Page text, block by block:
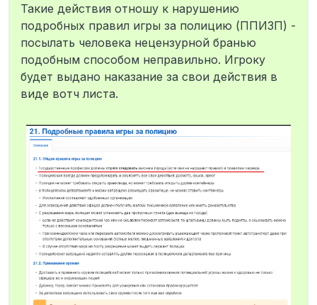
Такие действия отношу к нарушению
подробных правил игры за полицию (ППИЗП) -
посылать человека нецензурной бранью
подобным способом неправильно. Игроку
будет выдано наказание за свои действия в
виде вотч листа.